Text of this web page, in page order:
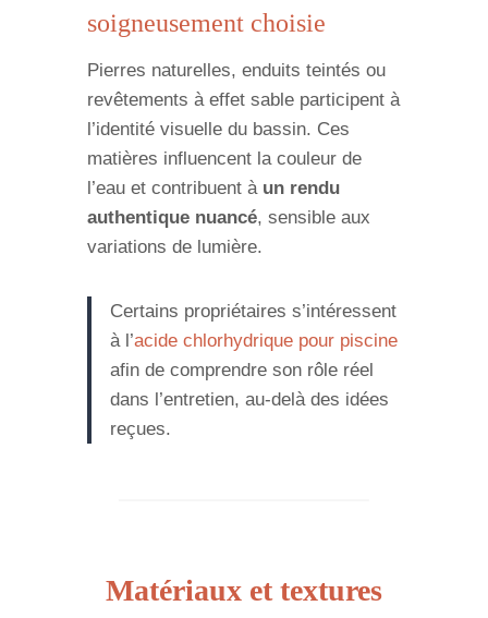
soigneusement choisie
Pierres naturelles, enduits teintés ou
revêtements à effet sable participent à
l’identité visuelle du bassin. Ces
matières influencent la couleur de
l’eau et contribuent à un rendu
authentique nuancé, sensible aux
variations de lumière.
Certains propriétaires s’intéressent
à l’acide chlorhydrique pour piscine
afin de comprendre son rôle réel
dans l’entretien, au-delà des idées
reçues.
Matériaux et textures